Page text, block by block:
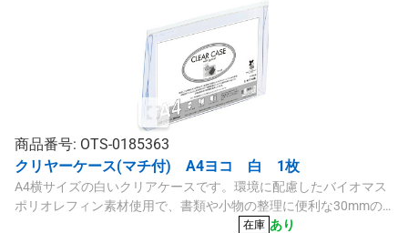
商品番号: OTS-0185363
クリヤーケース(マチ付) A4ヨコ 白 1枚
A4横サイズの白いクリアケースです。環境に配慮したバイオマス
ポリオレフィン素材使用で、書類や小物の整理に便利な30mmの
在庫 あり